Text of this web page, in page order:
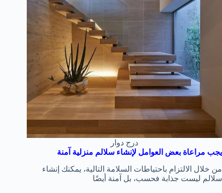
درج دوار
يجب مراعاة بعض العوامل لإنشاء سلالم منزلية آمنة
من خلال الالتزام باحتياطات السلامة التالية، يمكنك إنشاء
سلالم ليست جذابة فحسب، بل آمنة أيضًا